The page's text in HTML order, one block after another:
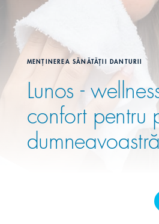
ASIA PACIFIC
Australia
India
日本
MENȚINEREA SĂNĂTĂȚII DANTURII
Lunos -
confort pentru
dumneavoastră